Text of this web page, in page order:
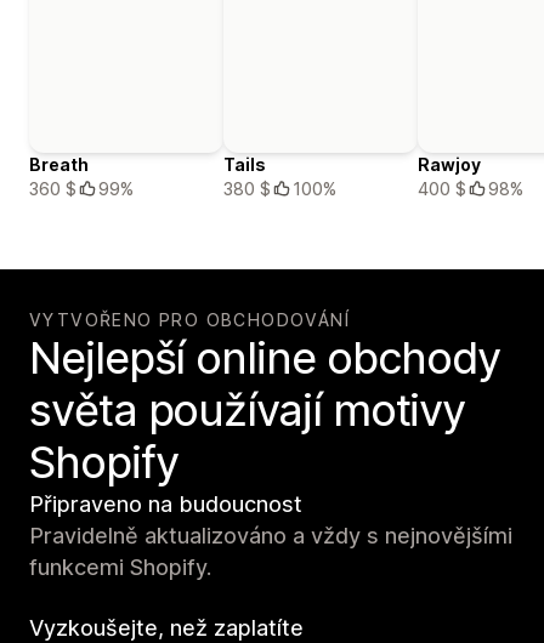
Breath
360 $
99%
Tails
380 $
100%
Rawjoy
400 $
98%
VYTVOŘENO PRO OBCHODOVÁNÍ
Nejlepší online obchody
světa používají motivy
Shopify
Připraveno na budoucnost
Pravidelně aktualizováno a vždy s nejnovějšími
funkcemi Shopify.
Vyzkoušejte, než zaplatíte